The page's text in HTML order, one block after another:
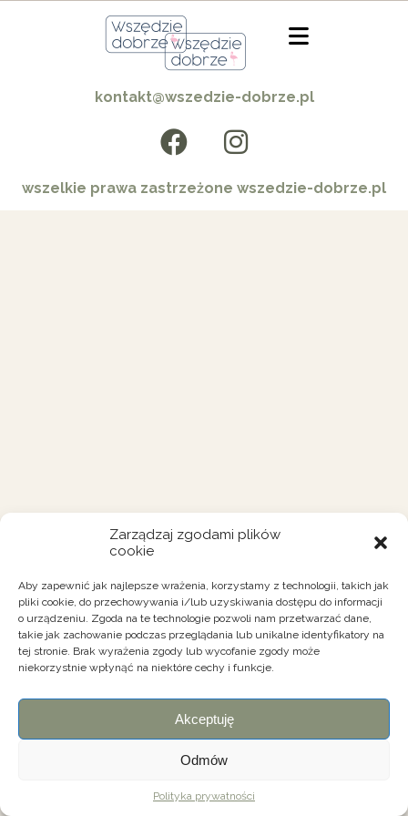
Zarządzaj zgodami plików
cookie
Aby zapewnić jak najlepsze wrażenia, korzystamy z technologii, takich jak
pliki cookie, do przechowywania i/lub uzyskiwania dostępu do informacji
o urządzeniu. Zgoda na te technologie pozwoli nam przetwarzać dane,
takie jak zachowanie podczas przeglądania lub unikalne identyfikatory na
tej stronie. Brak wyrażenia zgody lub wycofanie zgody może
niekorzystnie wpłynąć na niektóre cechy i funkcje.
Akceptuję
Odmów
Polityka prywatności
kontakt@wszedzie-dobrze.pl
wszelkie prawa zastrzeżone wszedzie-dobrze.pl